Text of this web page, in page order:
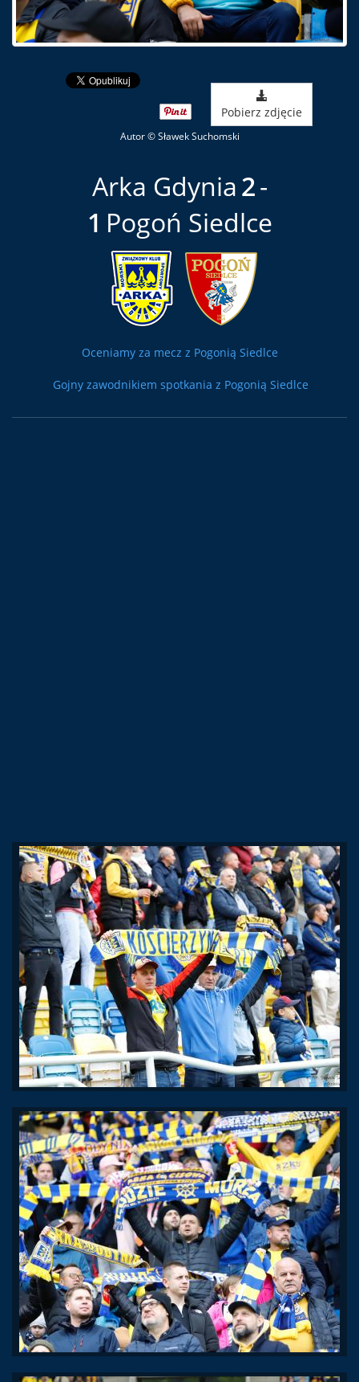
Pobierz zdjęcie
Autor © Sławek Suchomski
Arka Gdynia2
1 Pogoń Siedlce
Oceniamy za mecz z Pogonią Siedlce
Gojny zawodnikiem spotkania z Pogonią Siedlce